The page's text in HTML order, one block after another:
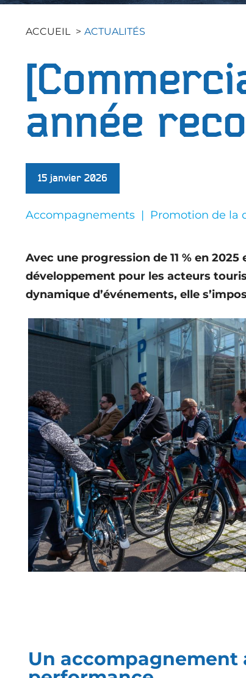
Les Actus
Les Publications
Nous rejoindre
Espace Presse
Faciliter l'attractivité des
territoires
Entreprises / Associations
ACCUEIL ACTUALITÉS
année
15 janvier 2026
Accompagnements Promotion de la
Avec une progression de 11 % en
développement pour les acteurs
dynamique d’événements, elle
Un